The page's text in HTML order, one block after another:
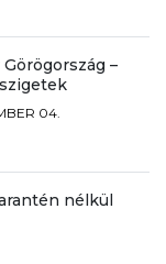
–
04.
nélkül